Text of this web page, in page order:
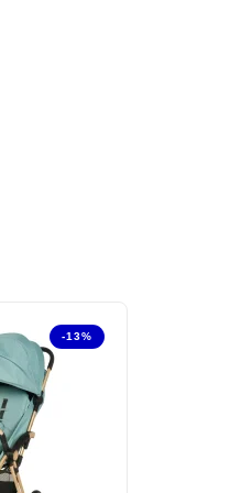
-13%